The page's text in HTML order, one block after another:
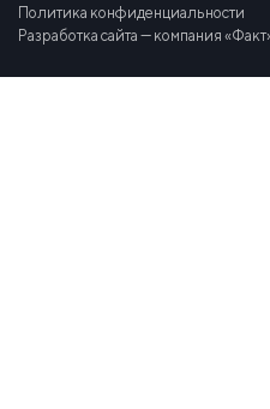
Политика конфиденциальности
Разработка сайта — компания